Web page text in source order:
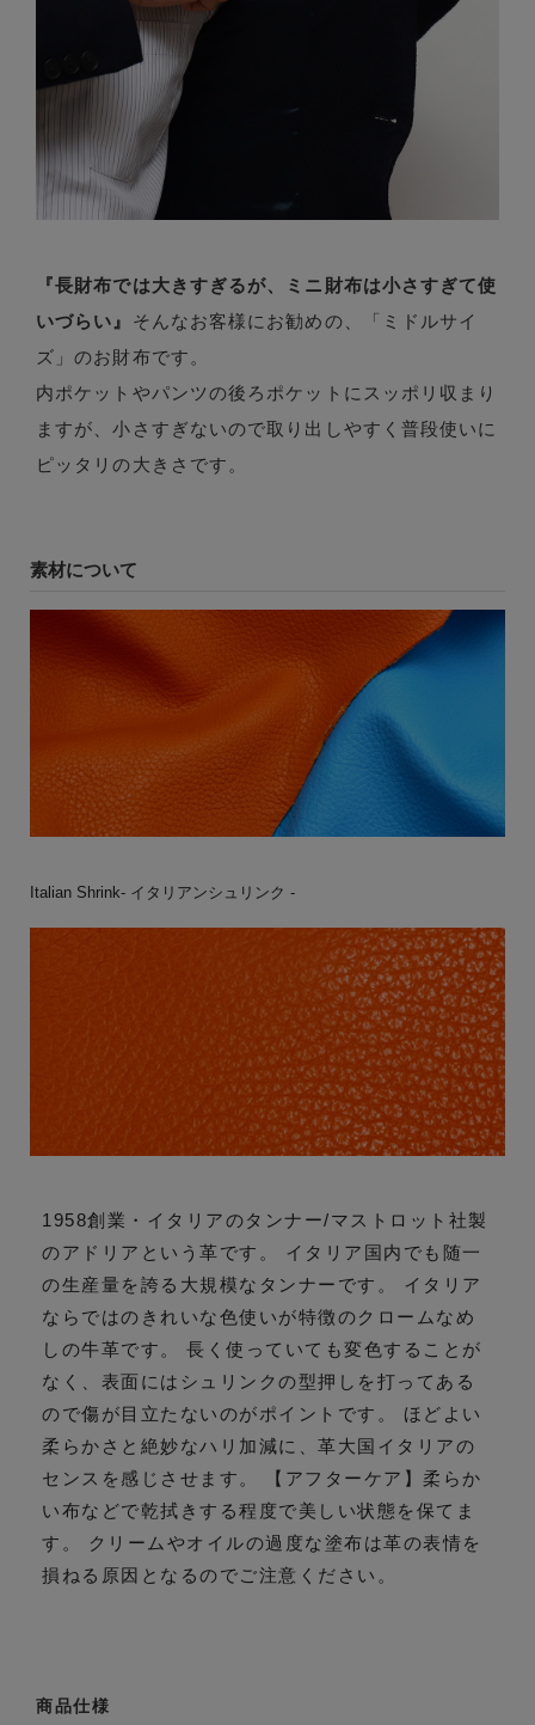
『長財布では大きすぎるが、ミニ財布は小さすぎて使
いづらい』 そんなお客様にお勧めの、「ミドルサイ
ズ」のお財布です。
内ポケットやパンツの後ろポケットにスッポリ収まり
ますが、小さすぎないので取り出しやすく普段使いに
ピッタリの大きさです。
素材について
Italian Shrink- イタリアンシュリンク -
1958創業・イタリアのタンナー/マストロット社製
のアドリアという革です。 イタリア国内でも随一
の生産量を誇る大規模なタンナーです。 イタリア
ならではのきれいな色使いが特徴のクロームなめ
しの牛革です。 長く使っていても変色することが
なく、表面にはシュリンクの型押しを打ってある
ので傷が目立たないのがポイントです。 ほどよい
柔らかさと絶妙なハリ加減に、革大国イタリアの
センスを感じさせます。 【アフターケア】柔らか
い布などで乾拭きする程度で美しい状態を保てま
す。 クリームやオイルの過度な塗布は革の表情を
損ねる原因となるのでご注意ください。
商品仕様